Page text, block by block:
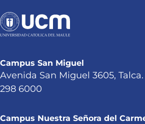
Campus San Miguel
Avenida San Miguel 3605, Talca.
298 6000
Campus Nuestra Señora del